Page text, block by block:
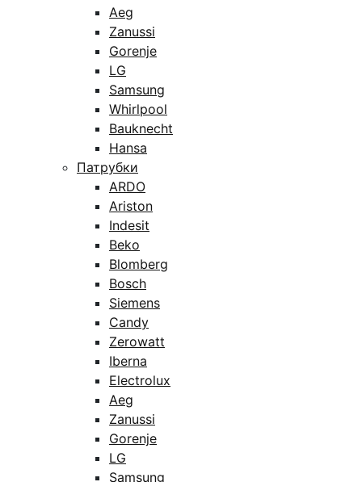
Aeg
Zanussi
Gorenje
LG
Samsung
Whirlpool
Bauknecht
Hansa
Патрубки
ARDO
Ariston
Indesit
Beko
Blomberg
Bosch
Siemens
Candy
Zerowatt
Iberna
Electrolux
Aeg
Zanussi
Gorenje
LG
Samsung